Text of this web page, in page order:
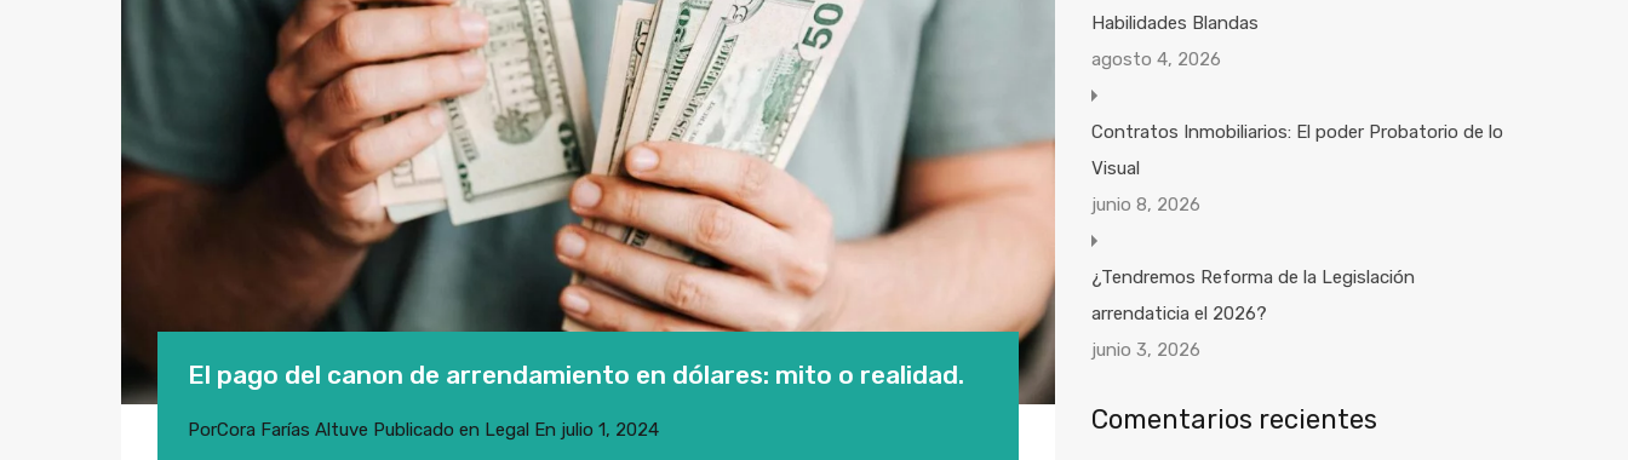
El pago del canon de arrendamiento en dólares: mito o realidad.
PorCora Farías Altuve Publicado en Legal En julio 1, 2024
Habilidades Blandas
agosto 4, 2026
Contratos Inmobiliarios: El poder Probatorio de lo
Visual
junio 8, 2026
¿Tendremos Reforma de la Legislación
arrendaticia el 2026?
junio 3, 2026
Comentarios recientes